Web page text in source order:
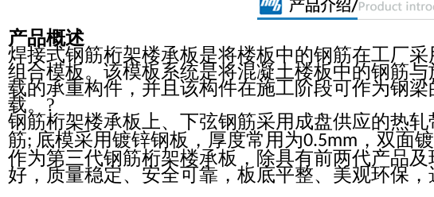
产品概述
焊接式钢筋桁架楼承板是将楼板中的钢筋在工厂
组合模板。该模板系统是将混凝土楼板中的钢筋
载的承重构件，并且该构件在施工阶段可作为钢
载。?
钢筋桁架楼承板上、下弦钢筋采用成盘供应的热轧
筋; 底模采用镀锌钢板，厚度常用为0.5mm ，双面
作为第三代钢筋桁架楼承板，除具有前两代产品
好，质量稳定、安全可靠，板底平整、美观环保